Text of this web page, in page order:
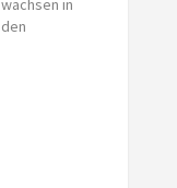
wachsen in
den